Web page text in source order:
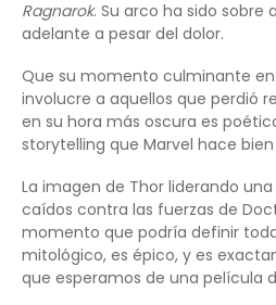
Ragnarok. Su arco ha sido sobre
adelante a pesar del dolor.
Que su momento culminante en
involucre a aquellos que perdió
en su hora más oscura es
storytelling que Marvel hace
La imagen de Thor liderando
caídos contra las fuerzas de
momento que podría definir
mitológico, es épico, y es
que esperamos de una película